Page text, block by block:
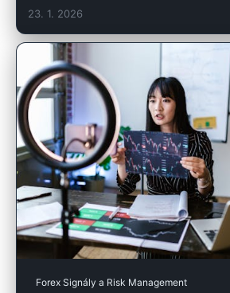
23. 1. 2026
Forex Signály a Risk Management